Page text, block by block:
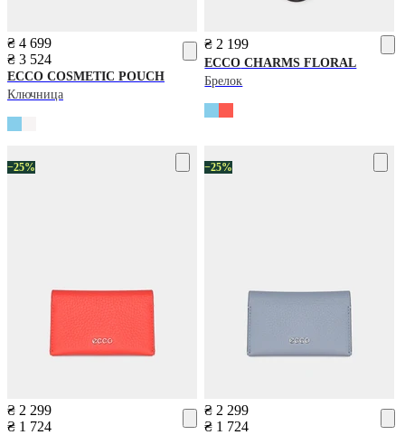
₴ 4 699
₴ 3 524
ECCO COSMETIC POUCH
Ключница
₴ 2 199
ECCO CHARMS FLORAL
Брелок
−25%
₴ 2 299
₴ 1 724
−25%
₴ 2 299
₴ 1 724